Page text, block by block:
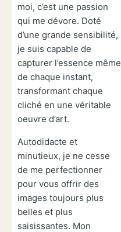
moi, c’est une passion
qui me dévore. Doté
d’une grande sensibilité,
je suis capable de
capturer l’essence même
de chaque instant,
transformant chaque
cliché en une véritable
oeuvre d’art.
Autodidacte et
minutieux, je ne cesse
de me perfectionner
pour vous offrir des
images toujours plus
belles et plus
saisissantes. Mon